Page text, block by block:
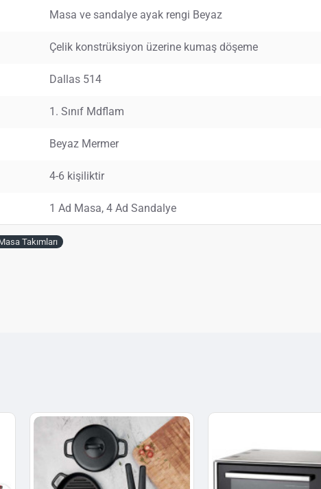
Masa ve sandalye ayak rengi Beyaz
Çelik konstrüksiyon üzerine kumaş döşeme
Dallas 514
1. Sınıf Mdflam
Beyaz Mermer
4-6 kişiliktir
1 Ad Masa, 4 Ad Sandalye
Takımları